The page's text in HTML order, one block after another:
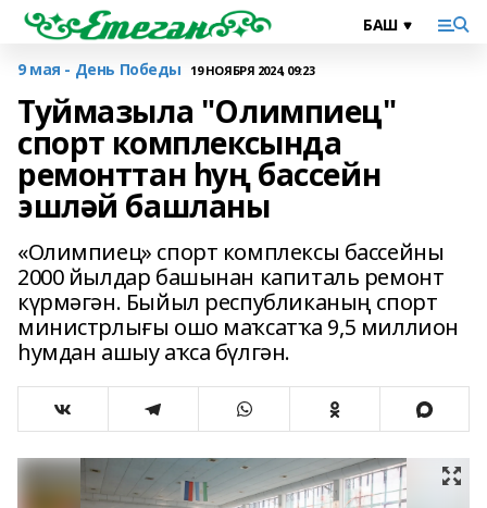
9 мая - День Победы 19 НОЯБРЯ 2024, 09:23
Туймазыла "Олимпиец"
спорт комплексында
ремонттан һуң бассейн
эшләй башланы
«Олимпиец» спорт комплексы бассейны
2000 йылдар башынан капиталь ремонт
күрмәгән. Быйыл республиканың спорт
министрлығы ошо маҡсатҡа 9,5 миллион
һумдан ашыу аҡса бүлгән.